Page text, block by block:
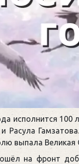
исполнится
Расула
выпала Великая
на фронт